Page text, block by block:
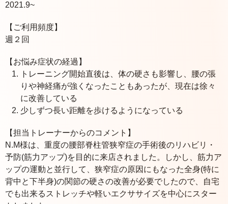
2021.9~
【ご利用頻度】
週２回
【お悩み症状の経過】
トレーニング開始直後は、体の硬さも影響し、腰の張
りや神経痛が強くなったこともあったが、現在は徐々
に改善している
少しずつ長い距離を歩けるようになっている
【担当トレーナーからのコメント】
N.M様は、重度の腰部脊柱管狭窄症の手術後のリハビリ・
予防(筋力アップ)を目的に来店されました。しかし、筋力ア
ップの運動と並行して、狭窄症の原因にもなった全身(特に
背中と下半身)の関節の硬さの改善が必要でしたので、自宅
でも出来るストレッチや軽いエクササイズを中心にスター